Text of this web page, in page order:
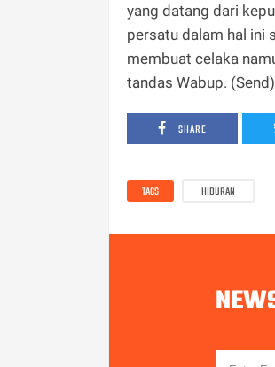
yang datang dari
persatu dalam hal ini
membuat celaka
tandas Wabup.
SHARE
TAGS HIBURAN